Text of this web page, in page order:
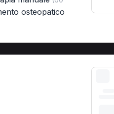
osteopatico